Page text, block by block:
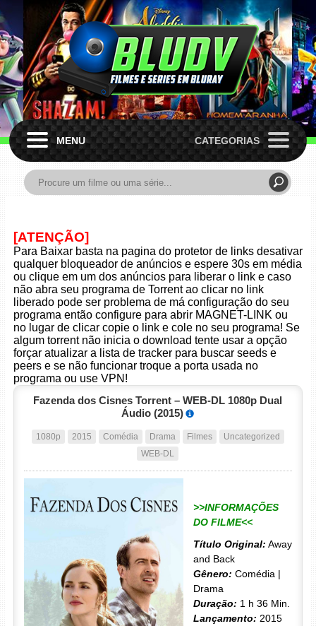
MENU CATEGORIAS
[ATENÇÃO]
Para Baixar basta na pagina do protetor de links desativar
qualquer bloqueador de anúncios e espere 30s em média
ou clique em um dos anúncios para liberar o link e caso
não abra seu programa de Torrent ao clicar no link
liberado pode ser problema de má configuração do seu
programa então configure para abrir MAGNET-LINK ou
no lugar de clicar copie o link e cole no seu programa! Se
algum torrent não inicia o download tente usar a opção
forçar atualizar a lista de tracker para buscar seeds e
peers e se não funcionar troque a porta usada no
programa ou use VPN!
Fazenda dos Cisnes Torrent – WEB-DL 1080p Dual
Áudio (2015)
1080p 2015 Comédia Drama Filmes
Uncategorized
WEB-DL
>>INFORMAÇÕES
DO FILME<<
Título Original: Away
and Back
Gênero: Comédia |
Drama
Duração: 1 h 36 Min.
Lançamento: 2015